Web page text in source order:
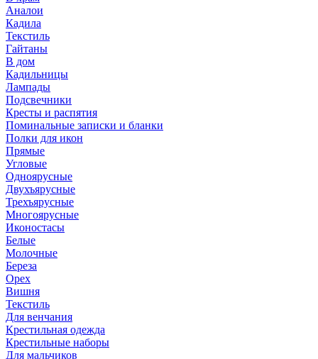
Аналои
Кадила
Текстиль
Гайтаны
В дом
Кадильницы
Лампады
Подсвечники
Кресты и распятия
Поминальные записки и бланки
Полки для икон
Прямые
Угловые
Одноярусные
Двухъярусные
Трехъярусные
Многоярусные
Иконостасы
Белые
Молочные
Береза
Орех
Вишня
Текстиль
Для венчания
Крестильная одежда
Крестильные наборы
Для мальчиков